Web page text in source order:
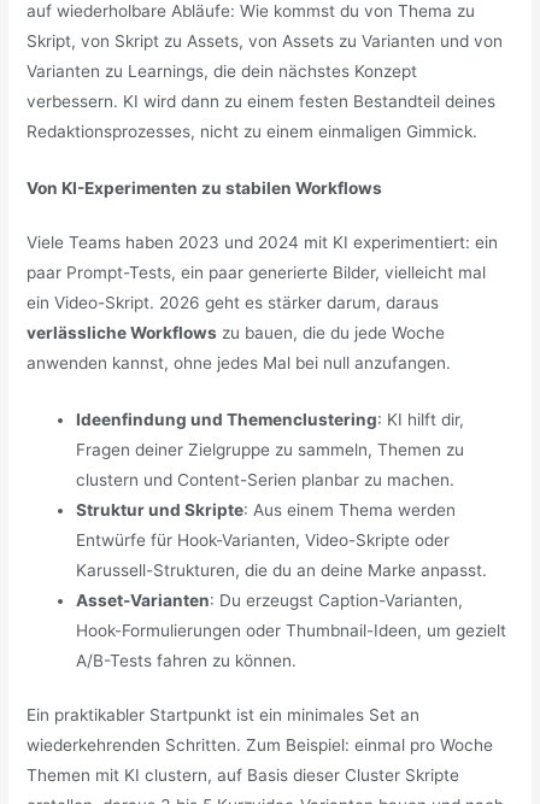
auf wiederholbare Abläufe: Wie kommst du von Thema zu
Skript, von Skript zu Assets, von Assets zu Varianten und von
Varianten zu Learnings, die dein nächstes Konzept
verbessern. KI wird dann zu einem festen Bestandteil deines
Redaktionsprozesses, nicht zu einem einmaligen Gimmick.
Von KI-Experimenten zu stabilen Workflows
Viele Teams haben 2023 und 2024 mit KI experimentiert: ein
paar Prompt-Tests, ein paar generierte Bilder, vielleicht mal
ein Video-Skript. 2026 geht es stärker darum, daraus
verlässliche Workflows zu bauen, die du jede Woche
anwenden kannst, ohne jedes Mal bei null anzufangen.
Ideenfindung und Themenclustering: KI hilft dir,
Fragen deiner Zielgruppe zu sammeln, Themen zu
clustern und Content-Serien planbar zu machen.
Struktur und Skripte: Aus einem Thema werden
Entwürfe für Hook-Varianten, Video-Skripte oder
Karussell-Strukturen, die du an deine Marke anpasst.
Asset-Varianten: Du erzeugst Caption-Varianten,
Hook-Formulierungen oder Thumbnail-Ideen, um gezielt
A/B-Tests fahren zu können.
Ein praktikabler Startpunkt ist ein minimales Set an
wiederkehrenden Schritten. Zum Beispiel: einmal pro Woche
Themen mit KI clustern, auf Basis dieser Cluster Skripte